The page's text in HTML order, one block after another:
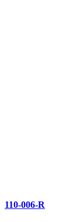
110-006-R